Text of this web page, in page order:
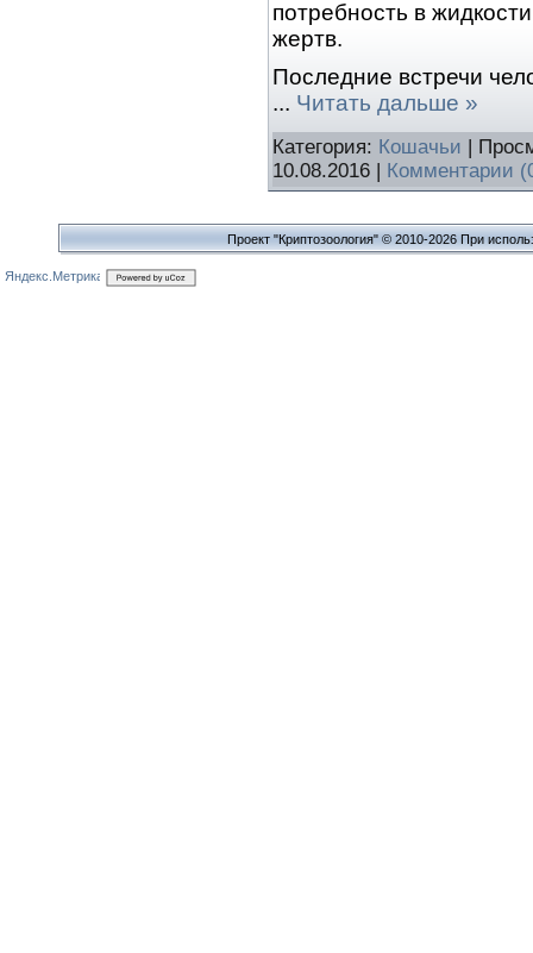
потребность в
жертв.
Последние встречи
... Читать дальше »
Категория: Кошачьи |
10.08.2016 | Комментарии
Проект "Криптозоология" © 2010-2026 При